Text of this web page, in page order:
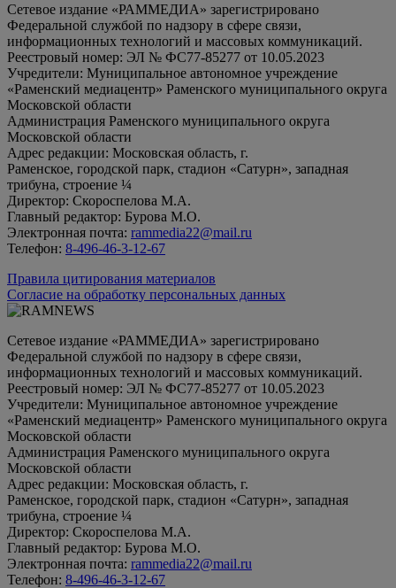
Сетевое издание «РАММЕДИА» зарегистрировано
Федеральной службой по надзору в сфере связи,
информационных технологий и массовых коммуникаций.
Реестровый номер: ЭЛ № ФС77-85277 от 10.05.2023
Учредители: Муниципальное автономное учреждение
«Раменский медиацентр» Раменского муниципального округа
Московской области
Администрация Раменского муниципального округа
Московской области
Адрес редакции: Московская область, г.
Раменское, городской парк, стадион «Сатурн», западная
трибуна, строение ¼
Директор: Скороспелова М.А.
Главный редактор: Бурова М.О.
Электронная почта: rammedia22@mail.ru
Телефон: 8-496-46-3-12-67
Правила цитирования материалов
Согласие на обработку персональных данных
Сетевое издание «РАММЕДИА» зарегистрировано
Федеральной службой по надзору в сфере связи,
информационных технологий и массовых коммуникаций.
Реестровый номер: ЭЛ № ФС77-85277 от 10.05.2023
Учредители: Муниципальное автономное учреждение
«Раменский медиацентр» Раменского муниципального округа
Московской области
Администрация Раменского муниципального округа
Московской области
Адрес редакции: Московская область, г.
Раменское, городской парк, стадион «Сатурн», западная
трибуна, строение ¼
Директор: Скороспелова М.А.
Главный редактор: Бурова М.О.
Электронная почта: rammedia22@mail.ru
Телефон: 8-496-46-3-12-67